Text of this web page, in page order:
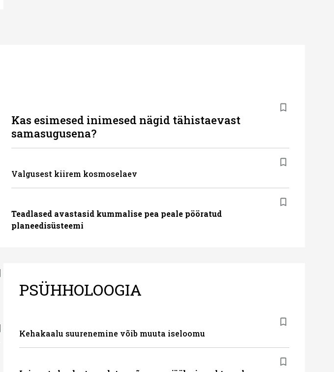
Kas esimesed inimesed nägid tähistaevast
samasugusena?
Valgusest kiirem kosmoselaev
Teadlased avastasid kummalise pea peale pööratud
planeedisüsteemi
PSÜHHOLOOGIA
Kehakaalu suurenemine võib muuta iseloomu